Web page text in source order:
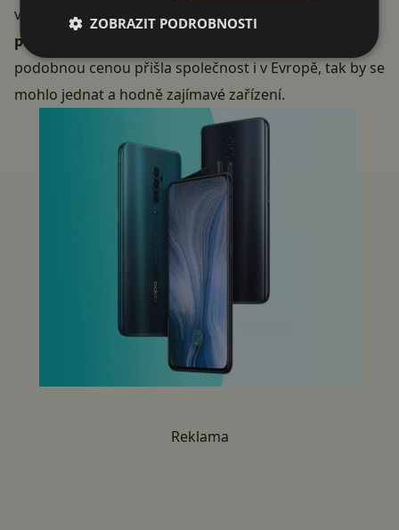
v Curychu. Cena v Číně začíná na částce 3 999 CNY,
přepočtu s DPH tak cca 16 300 Kč
podobnou cenou přišla společnost i v Evropě, tak by se
mohlo jednat a hodně zajímavé zařízení.
Reklama
ZOBRAZIT PODROBNOSTI